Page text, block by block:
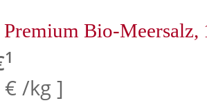
Premium Bio-Meersalz,
1
/kg ]